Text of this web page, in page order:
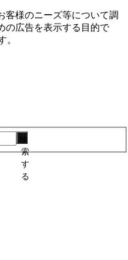
客様のニーズ等について調
の広告を表⽰する⽬的で
。
索
す
る